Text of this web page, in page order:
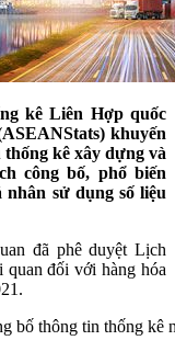
kê Liên Hợp quốc
khuyến
thống kê xây dựng và
công bố, phổ biến
sử dụng số liệu
đã phê duyệt Lịch
đối với hàng hóa